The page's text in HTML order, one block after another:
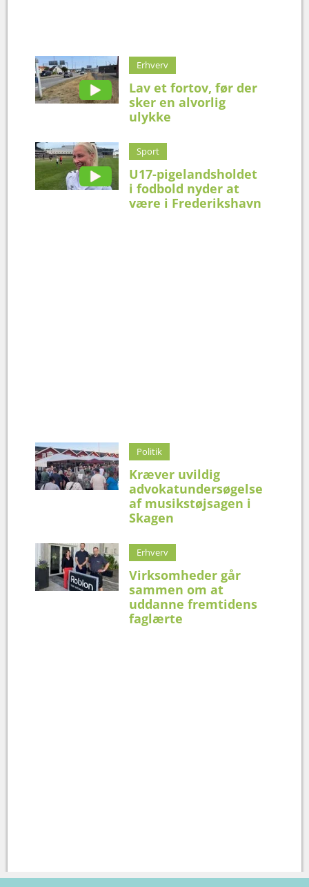
Erhverv
Lav et fortov, før der
sker en alvorlig
ulykke
Sport
U17-pigelandsholdet
i fodbold nyder at
være i Frederikshavn
Politik
Kræver uvildig
advokatundersøgelse
af musikstøjsagen i
Skagen
Erhverv
Virksomheder går
sammen om at
uddanne fremtidens
faglærte